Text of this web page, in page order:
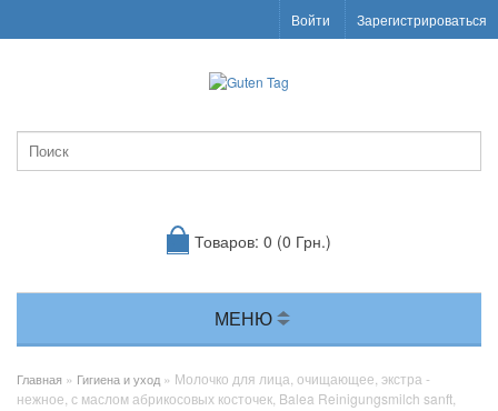
Войти Зарегистрироваться
Товаров: 0 (0 Грн.)
МЕНЮ
Главная » Гигиена и уход » Молочко для лица, очищающее, экстра -
нежное, с маслом абрикосовых косточек, Balea Reinigungsmilch sanft,